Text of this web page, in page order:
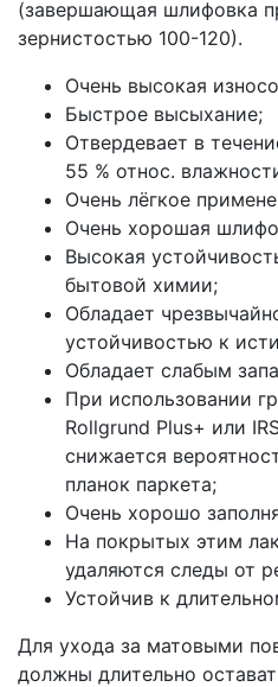
(завершающая шлифовка
зернистостью 100-120).
Очень высокая
Быстрое высыхание;
Отвердевает в
55 % относ.
Очень лёгкое
Очень хорошая
Высокая
бытовой химии;
Обладает
устойчивостью к
Обладает слабым
При использовании
Rollgrund Plus+ или
снижается
планок паркета;
Очень хорошо
На покрытых этим
удаляются следы от
Устойчив к
Для ухода за матовыми
должны длительно